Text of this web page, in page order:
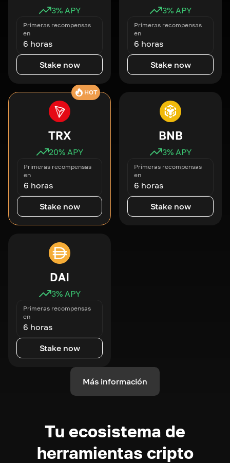
3% APY
Primeras recompensas
en
6 horas
Stake now
3% APY
Primeras recompensas
en
6 horas
Stake now
HOT
TRX
20% APY
Primeras recompensas
en
6 horas
Stake now
BNB
3% APY
Primeras recompensas
en
6 horas
Stake now
DAI
3% APY
Primeras recompensas
en
6 horas
Stake now
Más información
Tu ecosistema de
herramientas cripto